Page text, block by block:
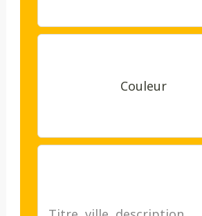
Couleur